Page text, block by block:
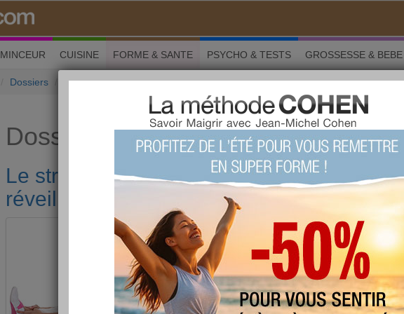
MINCEUR CUISINE FORME & SANTE PSYCHO & TESTS GROSSESSE & BEBE
Dossiers Le stretching, une activité idéale pour réveiller ses muscles
Dossiers Forme & santé
Le stretching, une activité idéale pour
réveiller ses muscles
LU 108260 fois COMMENTÉ 0 fois
TAGS:
stretching,reprendre le sport
AUTEUR : Alix Lefief
vendredi 11 août 2017
Vous voulez reprendre le sport et trouver
une activité qui réveillera votre corps en